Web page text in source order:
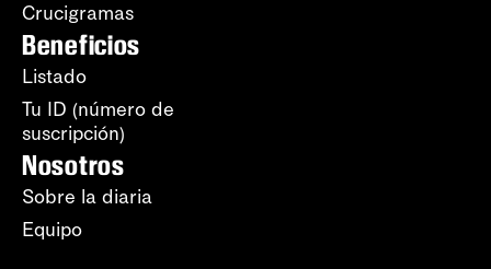
Crucigramas
Beneficios
Listado
Tu ID (número de
suscripción)
Nosotros
Sobre la diaria
Equipo